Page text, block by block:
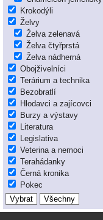
Krokodýli
Želvy
Želva zelenavá
Želva čtyřprstá
Želva nádherná
Obojživelníci
Terárium a technika
Bezobratlí
Hlodavci a zajícovci
Burzy a výstavy
Literatura
Legislativa
Veterina a nemoci
Terahádanky
Černá kronika
Pokec